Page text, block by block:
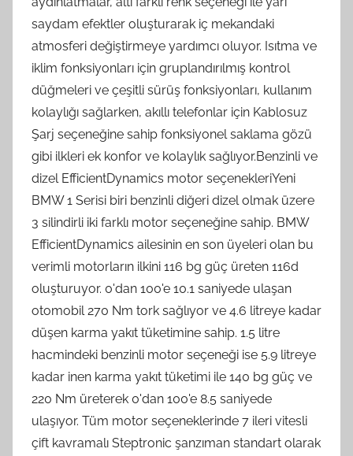
saydam efektler oluşturarak iç mekandaki
atmosferi değiştirmeye yardımcı oluyor. Isıtma ve
iklim fonksiyonları için gruplandırılmış kontrol
düğmeleri ve çeşitli sürüş fonksiyonları, kullanım
kolaylığı sağlarken, akıllı telefonlar için Kablosuz
Şarj seçeneğine sahip fonksiyonel saklama gözü
gibi ilkleri ek konfor ve kolaylık sağlıyor.Benzinli ve
dizel EfficientDynamics motor seçenekleriYeni
BMW 1 Serisi biri benzinli diğeri dizel olmak üzere
3 silindirli iki farklı motor seçeneğine sahip. BMW
EfficientDynamics ailesinin en son üyeleri olan bu
verimli motorların ilkini 116 bg güç üreten 116d
oluşturuyor. 0'dan 100'e 10.1 saniyede ulaşan
otomobil 270 Nm tork sağlıyor ve 4.6 litreye kadar
düşen karma yakıt tüketimine sahip. 1.5 litre
hacmindeki benzinli motor seçeneği ise 5.9 litreye
kadar inen karma yakıt tüketimi ile 140 bg güç ve
220 Nm üreterek 0'dan 100'e 8.5 saniyede
ulaşıyor. Tüm motor seçeneklerinde 7 ileri vitesli
çift kavramalı Steptronic şanzıman standart olarak